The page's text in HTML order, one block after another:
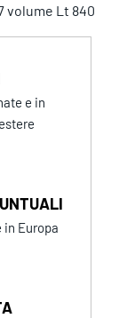
volume Lt 840
e in
Europa